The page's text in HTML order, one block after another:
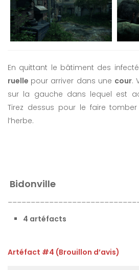
En quittant le bâtiment des
ruelle pour arriver dans une cour.
sur la gauche dans lequel est
Tirez dessus pour le faire
l’herbe.
Bidonville
4 artéfacts
Artéfact #4 (Brouillon d’avis)